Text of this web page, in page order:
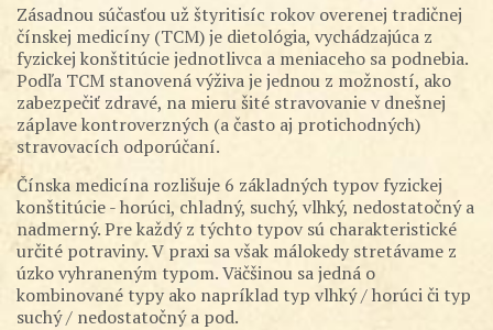
Zásadnou súčasťou už štyritisíc rokov overenej tradičnej
čínskej medicíny (TCM) je dietológia, vychádzajúca z
fyzickej konštitúcie jednotlivca a meniaceho sa podnebia.
Podľa TCM stanovená výživa je jednou z možností, ako
zabezpečiť zdravé, na mieru šité stravovanie v dnešnej
záplave kontroverzných (a často aj protichodných)
stravovacích odporúčaní.
Čínska medicína rozlišuje 6 základných typov fyzickej
konštitúcie - horúci, chladný, suchý, vlhký, nedostatočný a
nadmerný. Pre každý z týchto typov sú charakteristické
určité potraviny. V praxi sa však málokedy stretávame z
úzko vyhraneným typom. Väčšinou sa jedná o
kombinované typy ako napríklad typ vlhký / horúci či typ
suchý / nedostatočný a pod.